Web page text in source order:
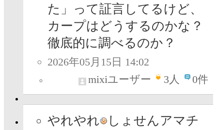
た」って証言してるけど、
カープはどうするのかな？
徹底的に調べるのか？
2026年05月15日 14:02
mixiユーザー
3人 0件
やれやれ
しょせんアマチ